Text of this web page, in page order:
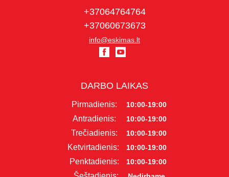
+37064764764
+37060673673
info@eskimas.lt
DARBO LAIKAS
Pirmadienis: 10:00-19:00
Antradienis: 10:00-19:00
Trečiadienis: 10:00-19:00
Ketvirtadienis: 10:00-19:00
Penktadienis: 10:00-19:00